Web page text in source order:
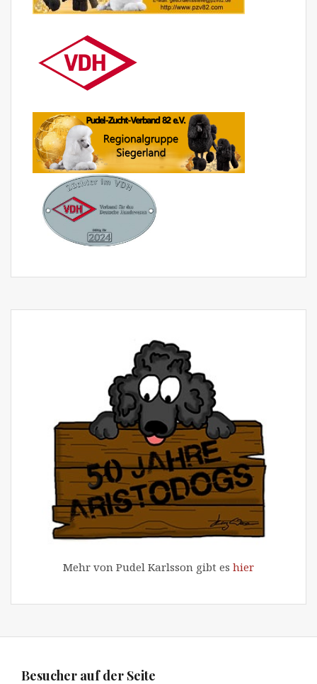
Mehr von Pudel Karlsson gibt es hier
Besucher auf der Seite